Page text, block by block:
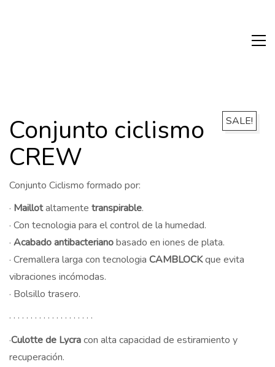
SALE!
Conjunto ciclismo
CREW
Conjunto Ciclismo formado por:
· Maillotaltamente transpirable.
· Con tecnologia para el control de la humedad.
· Acabado antibacterianobasado en iones de plata.
· Cremallera larga con tecnologia CAMBLOCKque evita
vibraciones incómodas.
· Bolsillo trasero.
· · · · · · · · · · · · · · · · · · · ·
·Culotte de Lycracon alta capacidad de estiramiento y
recuperación.